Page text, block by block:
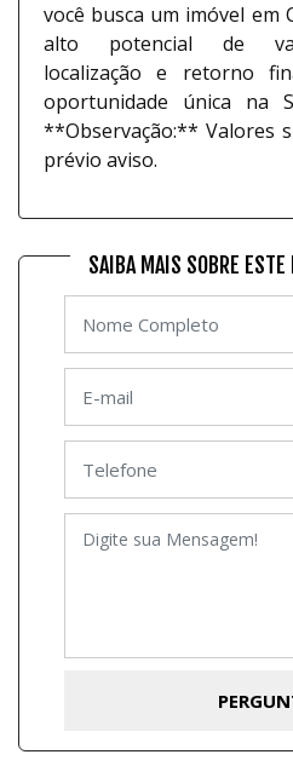
você busca um imóvel em
alto potencial de
localização e retorno
oportunidade única na
**Observação:** Valores
prévio aviso.
SAIBA MAIS SOBRE ESTE